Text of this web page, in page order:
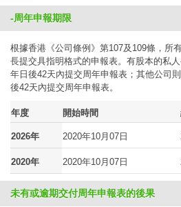
-周年申報期限
根據香港《公司條例》第107及109條，所
長提交具指明格式的申報表。有股本的私
年日後42天內提交周年申報表；其他公司
後42天內提交周年申報表。
年度 開始時間
2026年 2020年10月07日
2020年 2020年10月07日
未有或逾期交付周年申報表的後果